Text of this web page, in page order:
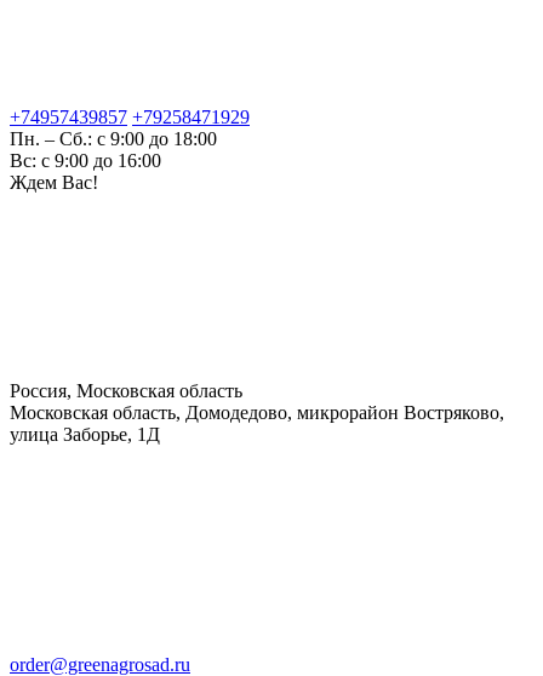
+74957439857 +79258471929
Пн. – Сб.: с 9:00 до 18:00
Вс: с 9:00 до 16:00
Ждем Вас!
Россия, Московская область
Московская область, Домодедово, микрорайон Востряково,
улица Заборье, 1Д
order@greenagrosad.ru